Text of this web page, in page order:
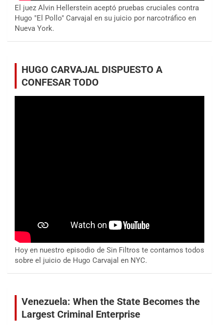
El juez Alvin Hellerstein aceptó pruebas cruciales contra
Hugo "El Pollo" Carvajal en su juicio por narcotráfico en
Nueva York.
HUGO CARVAJAL DISPUESTO A
CONFESAR TODO
Hoy en nuestro episodio de Sin Filtros te contamos todos
sobre el juicio de Hugo Carvajal en NYC.
Venezuela: When the State Becomes the
Largest Criminal Enterprise